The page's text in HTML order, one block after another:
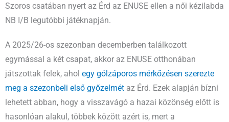
Szoros csatában nyert az Érd az ENUSE ellen a női kézilabda
NB I/B legutóbbi játéknapján.
A 2025/26-os szezonban decemberben találkozott
egymással a két csapat, akkor az ENUSE otthonában
játszottak felek, ahol egy gólzáporos mérkőzésen szerezte
meg a szezonbeli első győzelmét az Érd. Ezek alapján bízni
lehetett abban, hogy a visszavágó a hazai közönség előtt is
hasonlóan alakul, többek között azért is, mert a